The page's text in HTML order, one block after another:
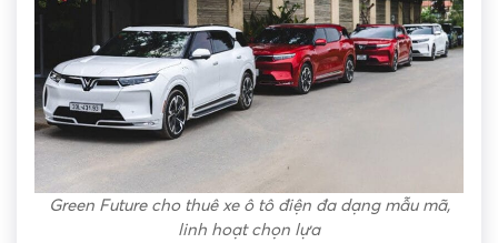
Green Future cho thuê xe ô tô điện đa dạng mẫu mã,
linh hoạt chọn lựa